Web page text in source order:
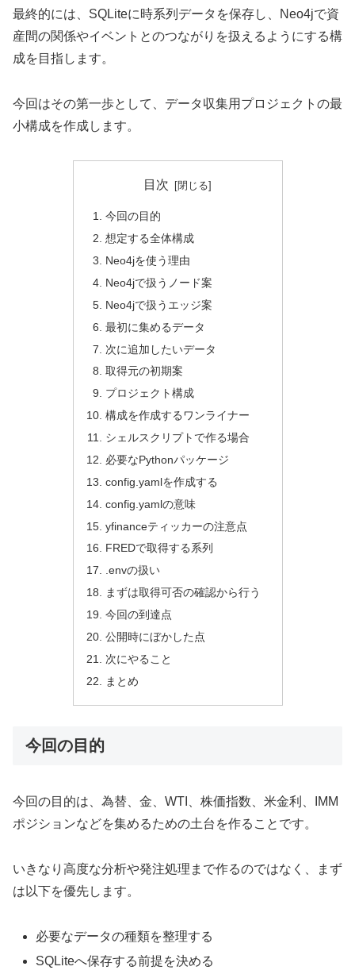
最終的には、SQLiteに時系列データを保存し、Neo4jで資
産間の関係やイベントとのつながりを扱えるようにする構
成を目指します。
今回はその第一歩として、データ収集用プロジェクトの最
小構成を作成します。
目次
今回の目的
想定する全体構成
Neo4jを使う理由
Neo4jで扱うノード案
Neo4jで扱うエッジ案
最初に集めるデータ
次に追加したいデータ
取得元の初期案
プロジェクト構成
構成を作成するワンライナー
シェルスクリプトで作る場合
必要なPythonパッケージ
config.yamlを作成する
config.yamlの意味
yfinanceティッカーの注意点
FREDで取得する系列
.envの扱い
まずは取得可否の確認から行う
今回の到達点
公開時にぼかした点
次にやること
まとめ
今回の目的
今回の目的は、為替、金、WTI、株価指数、米金利、IMM
ポジションなどを集めるための土台を作ることです。
いきなり高度な分析や発注処理まで作るのではなく、まず
は以下を優先します。
必要なデータの種類を整理する
SQLiteへ保存する前提を決める